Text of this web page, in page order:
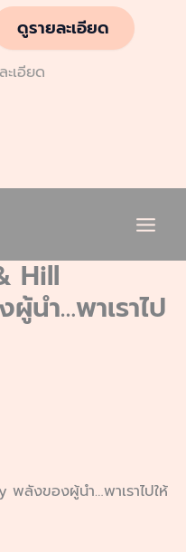
ดูรายละเอียด
ะเอียด
Hill
นำ…พาเราไป
ลังของผู้นำ…พาเราไปให้